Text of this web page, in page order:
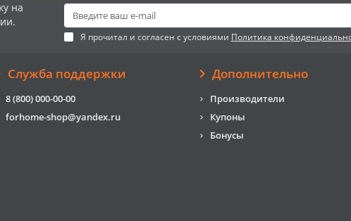
на
Я прочитал и согласен с условиями Политика
Служба поддержки
8 (800) 000-00-00
forhome-shop@yandex.ru
Дополнительно
Производители
Купоны
Бонусы